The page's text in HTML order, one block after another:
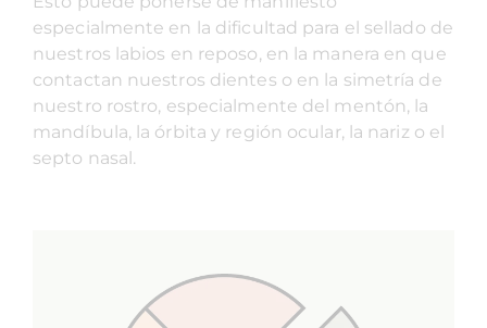
especialmente en la dificultad para el sellado de
nuestros labios en reposo, en la manera en que
contactan nuestros dientes o en la simetría de
nuestro rostro, especialmente del mentón, la
mandíbula, la órbita y región ocular, la nariz o el
septo nasal.